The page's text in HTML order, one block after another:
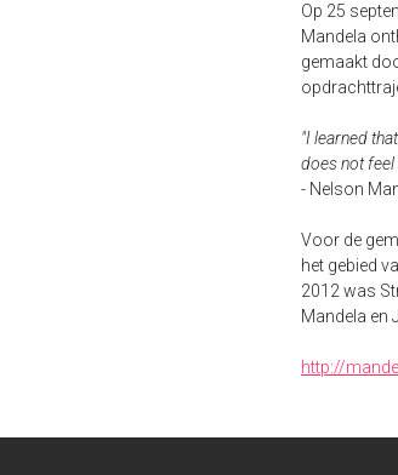
Op 25
Mandela
gemaakt
"I learned
does not feel
- Nelson
Voor de
het gebied
2012 was
Mandela en
http://